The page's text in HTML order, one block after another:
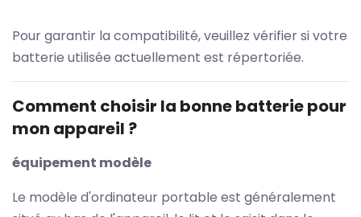
Pour garantir la compatibilité, veuillez vérifier si votre
batterie utilisée actuellement est répertoriée.
Comment choisir la bonne batterie pour
mon appareil ?
équipement modèle
Le modèle d'ordinateur portable est généralement